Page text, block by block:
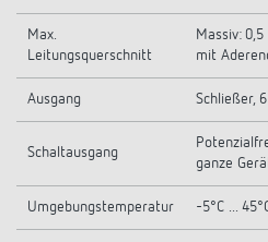
Max.
Leitungsquerschnitt
Massiv:
mit
Ausgang Schließer,
Schaltausgang
ganze
Umgebungstemperatur -5°C ...